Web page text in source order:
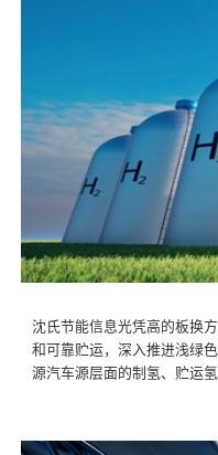
沈氏节能信息光凭高的板换
和可靠贮运，深入推进浅绿
源汽车源层面的制氢、贮运